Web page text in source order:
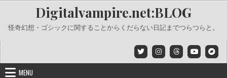
content
Digitalvampire.net:BLOG
怪奇幻想・ゴシックに関することからくだらない日記までつらつらと。
MENU